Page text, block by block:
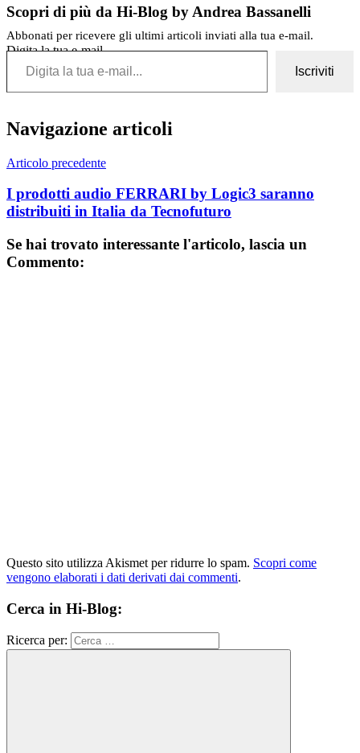
Scopri di più da Hi-Blog by Andrea Bassanelli
Abbonati per ricevere gli ultimi articoli inviati alla tua e-mail.
Digita la tua e-mail...
Iscriviti
Navigazione articoli
Articolo precedente
I prodotti audio FERRARI by Logic3 saranno
distribuiti in Italia da Tecnofuturo
Se hai trovato interessante l'articolo, lascia un
Commento:
Questo sito utilizza Akismet per ridurre lo spam. Scopri come
vengono elaborati i dati derivati dai commenti.
Cerca in Hi-Blog:
Ricerca per: